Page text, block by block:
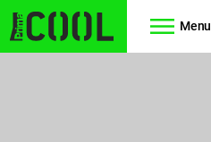
Menu